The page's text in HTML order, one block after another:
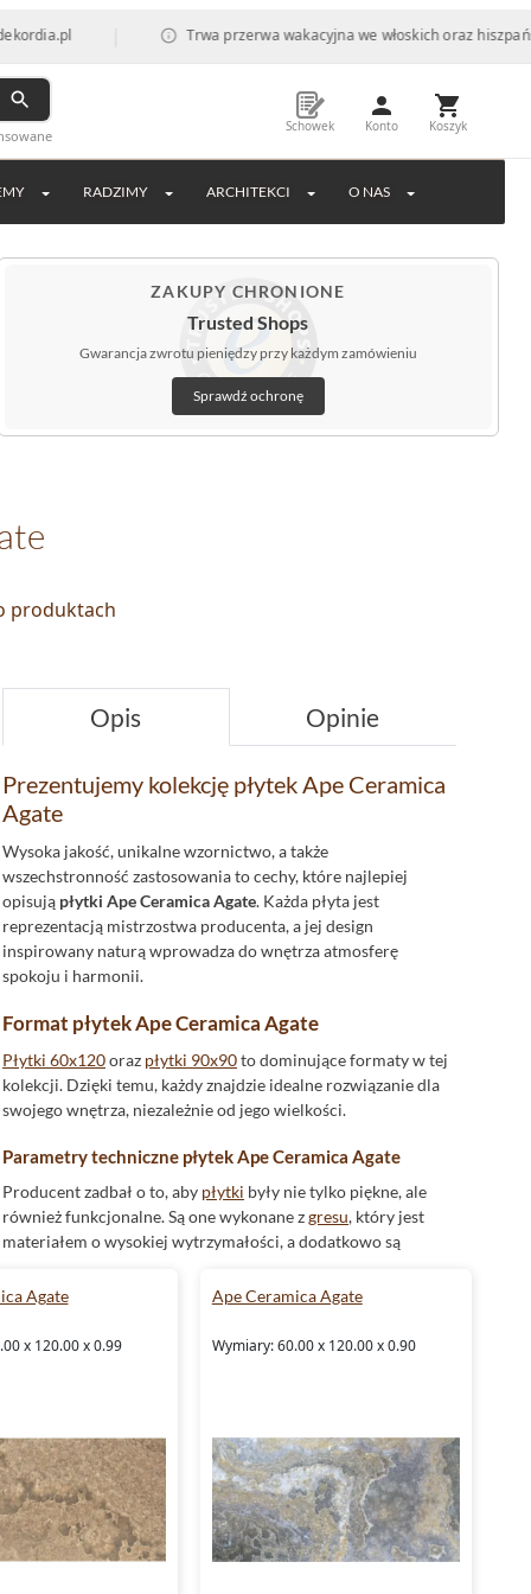
| Trwa przerwa wakacyjna we włoskich oraz hiszpańskich
Schowek Konto Koszyk
RADZIMY ARCHITEKCI O NAS
ZAKUPY CHRONIONE
Trusted Shops
Gwarancja zwrotu pieniędzy przy każdym zamówieniu
Sprawdź ochronę
produktach
Opis Opinie
Prezentujemy kolekcję płytek Ape Ceramica
Agate
Wysoka jakość, unikalne wzornictwo, a także
wszechstronność zastosowania to cechy, które najlepiej
opisują płytki Ape Ceramica Agate. Każda płyta jest
reprezentacją mistrzostwa producenta, a jej design
inspirowany naturą wprowadza do wnętrza atmosferę
spokoju i harmonii.
Format płytek Ape Ceramica Agate
Płytki 60x120oraz płytki 90x90to dominujące formaty w tej
kolekcji. Dzięki temu, każdy znajdzie idealne rozwiązanie dla
swojego wnętrza, niezależnie od jego wielkości.
Parametry techniczne płytek Ape Ceramica Agate
Producent zadbał o to, aby płytki były nie tylko piękne, ale
również funkcjonalne. Są one wykonane zgresu, który jest
materiałem o wysokiej wytrzymałości, a dodatkowo są
wewnątrz, jak i na zewnątrz budynków.
znajdują się
, które gwarantują idealne kształty i jednolitość
Aranżacja przestrzeni z płytkami Ape Ceramica
Agate
Dzięki elementom dekoracyjnym dostępnym w kolekcji,
możliwe jest tworzenie spójnych aranżacji. Różnorodne
wzory oraz struktura natura ikamieńumożliwiają tworzenie
niepowtarzalnych kompozycji.
Agate
x 120.00 x 0.99
Ape Ceramica Agate
Wymiary: 60.00 x 120.00 x 0.90